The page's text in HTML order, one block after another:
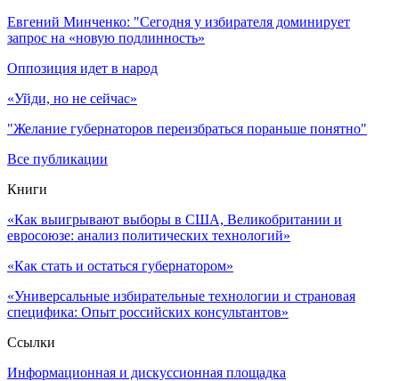
Евгений Минченко: "Сегодня у избирателя доминирует
запрос на «новую подлинность»
Оппозиция идет в народ
«Уйди, но не сейчас»
"Желание губернаторов переизбраться пораньше понятно"
Все публикации
Книги
«Как выигрывают выборы в США, Великобритании и
евросоюзе: анализ политических технологий»
«Как стать и остаться губернатором»
«Универсальные избирательные технологии и страновая
специфика: Опыт российских консультантов»
Ссылки
Информационная и дискуссионная площадка